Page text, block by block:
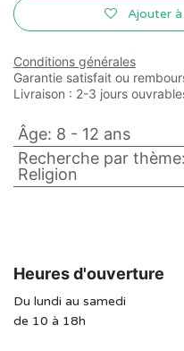
Ajouter
Conditions générales
Garantie satisfait ou
Livraison : 2-3 jours
Âge: 8 - 12 ans
Recherche par thème:
Religion
Heures d'ouverture
Du lundi au samedi
de 10 à 18h